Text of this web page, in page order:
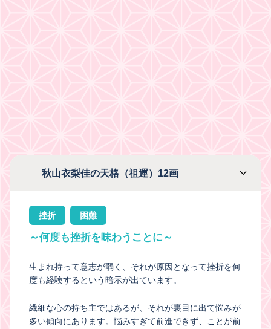
秋山衣梨佳の天格（祖運）12画
挫折 困難
～何度も挫折を味わうことに～
生まれ持って意志が弱く、それが原因となって挫折を何
度も経験するという暗示が出ています。
繊細な心の持ち主ではあるが、それが裏目に出て悩みが
多い傾向にあります。悩みすぎて前進できず、ことが前